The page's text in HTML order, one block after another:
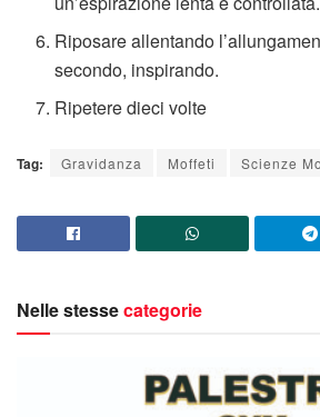
Riposare allentando
secondo, inspirando.
Ripetere dieci volte
Tag: Gravidanza Moffeti Scienze
Nelle stessecategorie